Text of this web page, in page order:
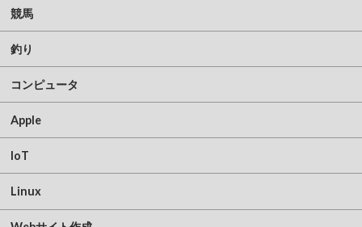
競馬
釣り
コンピュータ
Apple
IoT
Linux